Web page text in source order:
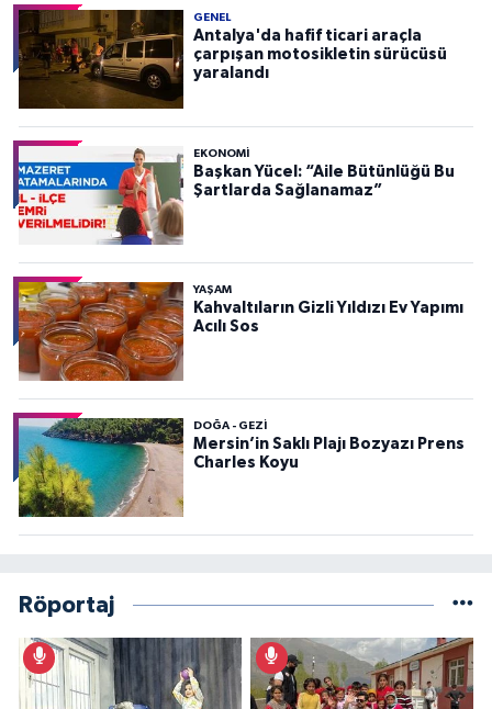
GENEL
Antalya'da hafif ticari araçla
çarpışan motosikletin sürücüsü
yaralandı
EKONOMI
Başkan Yücel: “Aile Bütünlüğü Bu
Şartlarda Sağlanamaz”
YAŞAM
Kahvaltıların Gizli Yıldızı Ev Yapımı
Acılı Sos
DOĞA - GEZI
Mersin’in Saklı Plajı Bozyazı Prens
Charles Koyu
Röportaj